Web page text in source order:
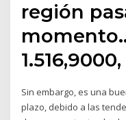
región
momento..
Sin embargo, es una
plazo, debido a las